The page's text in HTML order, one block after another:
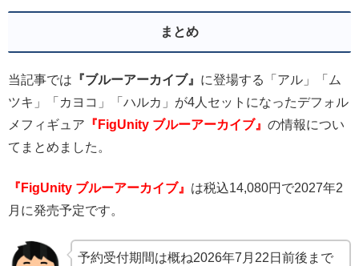
まとめ
当記事では 『ブルーアーカイブ』 に登場する「アル」「ム
ツキ」「カヨコ」「ハルカ」が4人セットになったデフォル
メフィギュア 『FigUnity ブルーアーカイブ』 の情報につい
てまとめました。
『FigUnity ブルーアーカイブ』 は税込14,080円で2027年2
月に発売予定です。
予約受付期間は概ね2026年7月22日前後まで